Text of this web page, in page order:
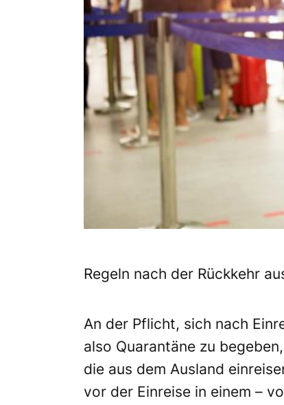
Regeln nach der Rückkehr
An der Pflicht, sich nach
also Quarantäne zu
die aus dem Ausland
vor der Einreise in einem –